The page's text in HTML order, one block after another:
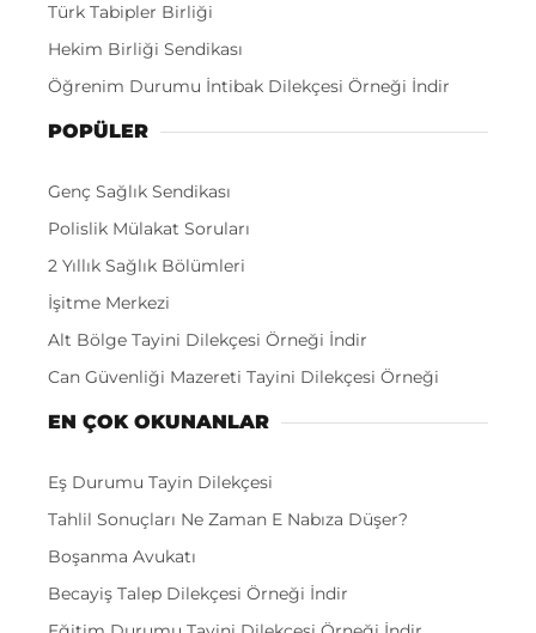
Türk Tabipler Birliği
Hekim Birliği Sendikası
Öğrenim Durumu İntibak Dilekçesi Örneği İndir
POPÜLER
Genç Sağlık Sendikası
Polislik Mülakat Soruları
2 Yıllık Sağlık Bölümleri
İşitme Merkezi
Alt Bölge Tayini Dilekçesi Örneği İndir
Can Güvenliği Mazereti Tayini Dilekçesi Örneği
EN ÇOK OKUNANLAR
Eş Durumu Tayin Dilekçesi
Tahlil Sonuçları Ne Zaman E Nabıza Düşer?
Boşanma Avukatı
Becayiş Talep Dilekçesi Örneği İndir